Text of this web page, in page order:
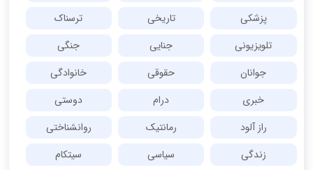
پزشکی
تاریخی
ترسناک
تلویزیونی
جنایی
جنگی
جوانان
حقوقی
خانوادگی
خبری
درام
دوستی
راز آلود
رمانتیک
روانشناختی
زندگی
سیاسی
سیتکام